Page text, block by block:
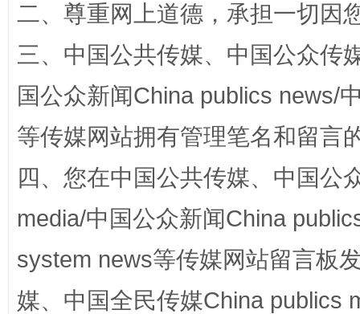
网上购药对药下症？
二、尊重网上道德，承担一切因
三、中国公共传媒、中国公众传
国公众新闻China publics news/
等传媒网站拥有管理笔名和留言
四、您在中国公共传媒、中国公
media/中国公众新闻China
system news等传媒网站留言板
媒、中国全民传媒China publics